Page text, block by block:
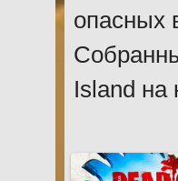
опасных
Island на